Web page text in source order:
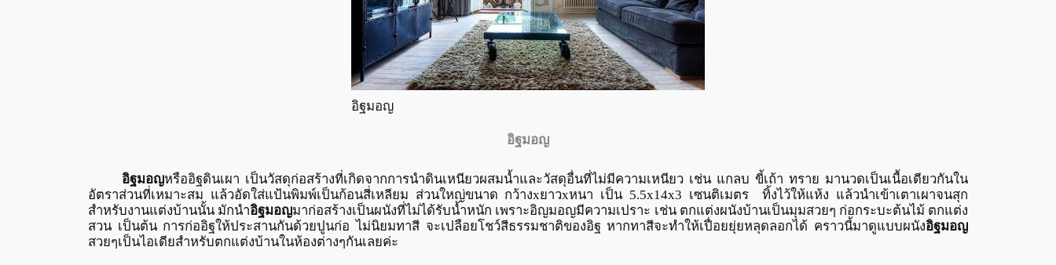
อิฐมอญ
อิฐมอญ
อิฐมอญหรืออิฐดินเผา เป็นวัสดุก่อสร้างที่เกิดจากการนำดินเหนียวผสมน้ำและวัสดุอื่นที่ไม่มีความเหนียว เช่น แกลบ ขี้เถ้า ทราย มานวดเป็นเนื้อเดียวกันใน
อัตราส่วนที่เหมาะสม แล้วอัดใส่แป้นพิมพ์เป็นก้อนสี่เหลียม ส่วนใหญ่ขนาด กว้างxยาวxหนา เป็น 5.5x14x3 เซนติเมตร ทิ้งไว้ให้แห้ง แล้วนำเข้าเตาเผาจนสุก
สำหรับงานแต่งบ้านนั้น มักนำอิฐมอญมาก่อสร้างเป็นผนังที่ไม่ได้รับน้ำหนัก เพราะอิญมอญมีความเปราะ เช่น ตกแต่งผนังบ้านเป็นมุมสวยๆ ก่อกระบะต้นไม้ ตกแต่ง
สวน เป็นต้น การก่ออิฐให้ประสานกันด้วยปูนก่อ ไม่นิยมทาสี จะเปลือยโชว์สีธรรมชาติของอิฐ หากทาสีจะทำให้เปื่อยยุ่ยหลุดลอกได้ คราวนี้มาดูแบบผนังอิฐมอญ
สวยๆเป็นไอเดียสำหรับตกแต่งบ้านในห้องต่างๆกันเลยค่ะ